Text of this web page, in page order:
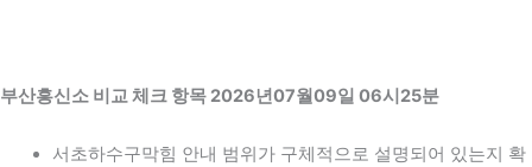
부산흥신소 비교 체크 항목 2026년07월09일 06시25분
서초하수구막힘 안내 범위가 구체적으로 설명되어 있는지 확